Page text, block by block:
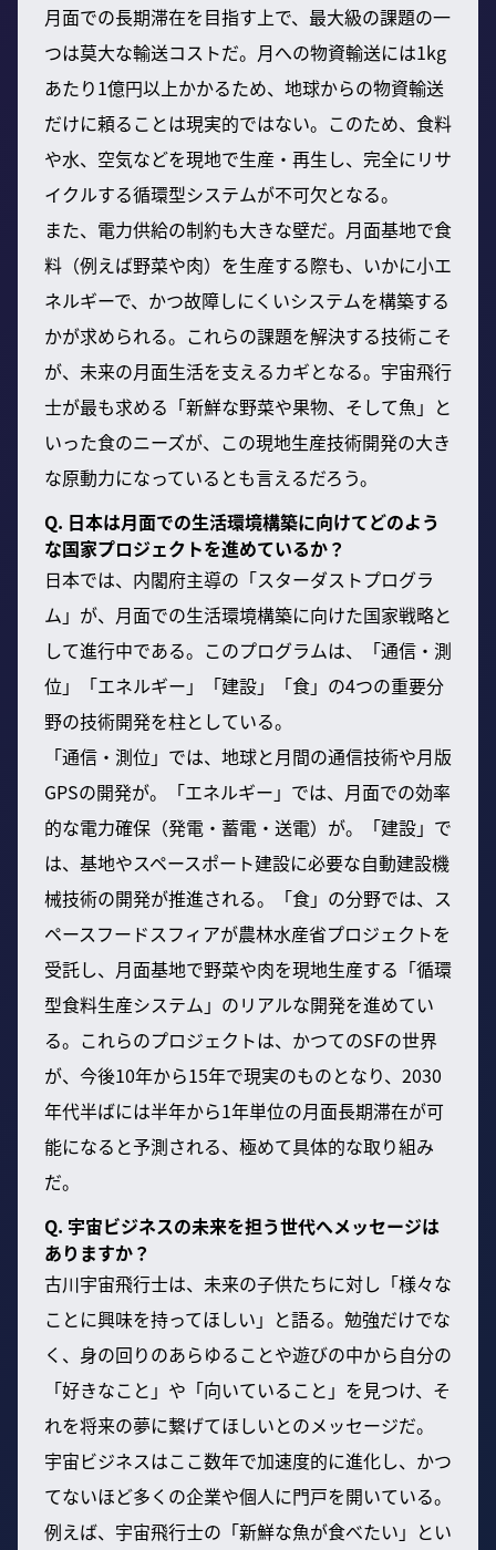
月面での長期滞在を目指す上で、最大級の課題の一
つは莫大な輸送コストだ。月への物資輸送には1kg
あたり1億円以上かかるため、地球からの物資輸送
だけに頼ることは現実的ではない。このため、食料
や水、空気などを現地で生産・再生し、完全にリサ
イクルする循環型システムが不可欠となる。
また、電力供給の制約も大きな壁だ。月面基地で食
料（例えば野菜や肉）を生産する際も、いかに小エ
ネルギーで、かつ故障しにくいシステムを構築する
かが求められる。これらの課題を解決する技術こそ
が、未来の月面生活を支えるカギとなる。宇宙飛行
士が最も求める「新鮮な野菜や果物、そして魚」と
いった食のニーズが、この現地生産技術開発の大き
な原動力になっているとも言えるだろう。
Q. 日本は月面での生活環境構築に向けてどのよう
な国家プロジェクトを進めているか？
日本では、内閣府主導の「スターダストプログラ
ム」が、月面での生活環境構築に向けた国家戦略と
して進行中である。このプログラムは、「通信・測
位」「エネルギー」「建設」「食」の4つの重要分
野の技術開発を柱としている。
「通信・測位」では、地球と月間の通信技術や月版
GPSの開発が。「エネルギー」では、月面での効率
的な電力確保（発電・蓄電・送電）が。「建設」で
は、基地やスペースポート建設に必要な自動建設機
械技術の開発が推進される。「食」の分野では、ス
ペースフードスフィアが農林水産省プロジェクトを
受託し、月面基地で野菜や肉を現地生産する「循環
型食料生産システム」のリアルな開発を進めてい
る。これらのプロジェクトは、かつてのSFの世界
が、今後10年から15年で現実のものとなり、2030
年代半ばには半年から1年単位の月面長期滞在が可
能になると予測される、極めて具体的な取り組み
だ。
Q. 宇宙ビジネスの未来を担う世代へメッセージは
ありますか？
古川宇宙飛行士は、未来の子供たちに対し「様々な
ことに興味を持ってほしい」と語る。勉強だけでな
く、身の回りのあらゆることや遊びの中から自分の
「好きなこと」や「向いていること」を見つけ、そ
れを将来の夢に繋げてほしいとのメッセージだ。
宇宙ビジネスはここ数年で加速度的に進化し、かつ
てないほど多くの企業や個人に門戸を開いている。
例えば、宇宙飛行士の「新鮮な魚が食べたい」とい